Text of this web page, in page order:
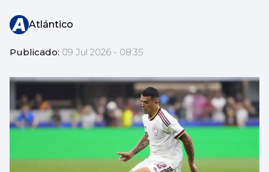
Atlántico
Publicado: 09 Jul 2026 - 08:35